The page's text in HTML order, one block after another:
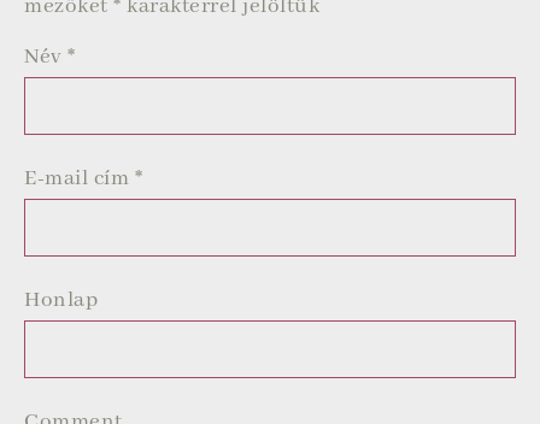
mezőket * karakterrel jelöltük
Név *
E-mail cím *
Honlap